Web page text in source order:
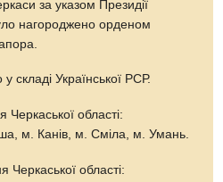
за указом Президії
нагороджено орденом
Української РСР.
Черкаської області:
м. Канів, м. Сміла, м. Умань.
Черкаської області: